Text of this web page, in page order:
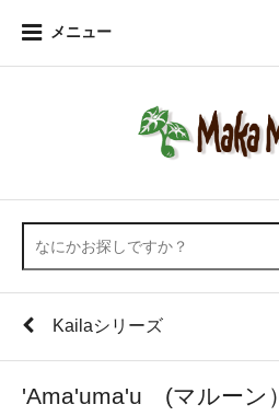
メニュー
Kailaシリーズ
'Ama'uma'u (マルー